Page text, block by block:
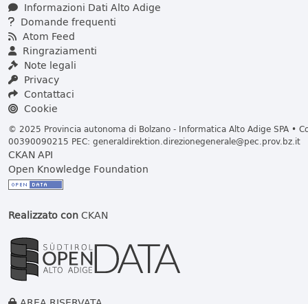
Informazioni Dati Alto Adige
Domande frequenti
Atom Feed
Ringraziamenti
Note legali
Privacy
Contattaci
Cookie
© 2025 Provincia autonoma di Bolzano - Informatica Alto Adige SPA •
00390090215 PEC: generaldirektion.direzionegenerale@pec.prov.bz.it
CKAN API
Open Knowledge Foundation
Realizzato conCKAN